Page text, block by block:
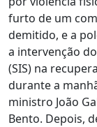
furto de um
demitido, e a
a intervenção
(SIS) na
durante a
ministro João
Bento. Depois,